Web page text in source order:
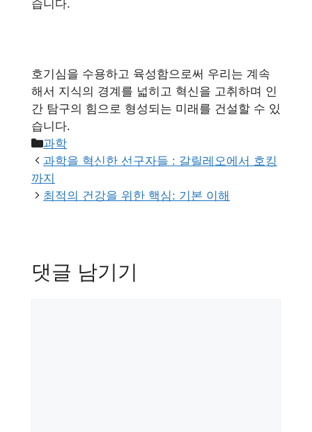
습니다.
호기심을 수용하고 육성함으로써 우리는 계속
해서 지식의 경계를 넓히고 혁신을 고취하며 인
간 탐구의 힘으로 형성되는 미래를 건설할 수 있
습니다.
카
테
고
리
과학
과학을 혁신한 선구자들 : 갈릴레오에서 호킹
까지
최적의 건강을 위한 핵심: 기본 이해
댓글 남기기